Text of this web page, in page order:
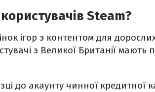
Steam?
ігор з контентом для
з Великої Британії мають
до акаунту чинної кредитної